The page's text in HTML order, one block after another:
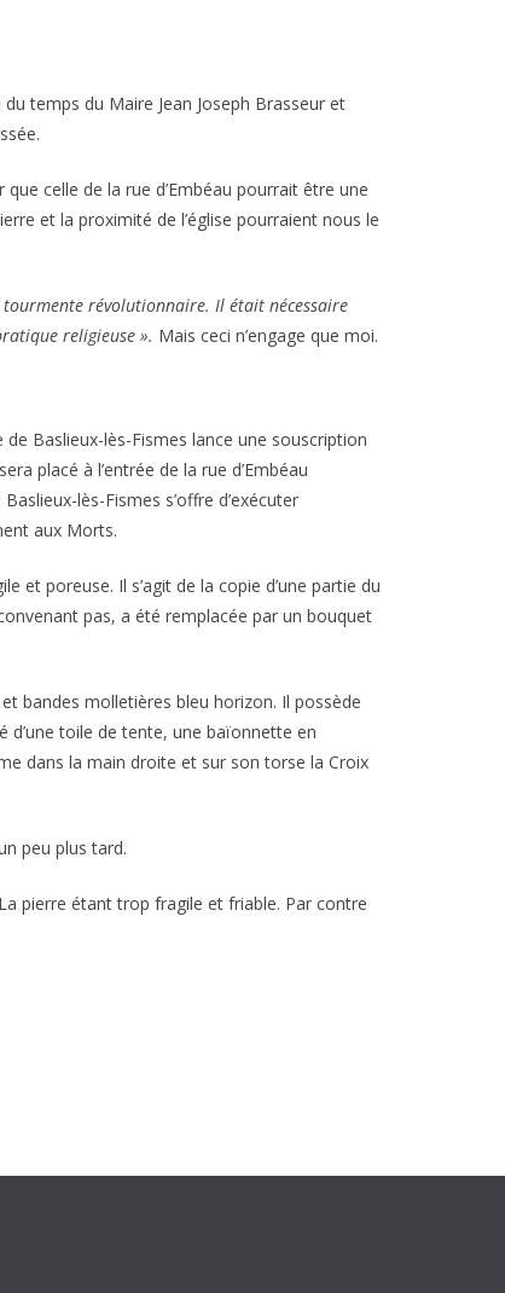
temps du Maire Jean Joseph Brasseur et
celle de la rue d’Embéau pourrait être une
et la proximité de l’église pourraient nous le
tourmente révolutionnaire. Il était nécessaire
religieuse ». Mais ceci n’engage que moi.
Baslieux-lès-Fismes lance une souscription
placé à l’entrée de la rue d’Embéau
lès-Fismes s’offre d’exécuter
aux Morts.
et poreuse. Il s’agit de la copie d’une partie du
pas, a été remplacée par un bouquet
bandes molletières bleu horizon. Il possède
d’une toile de tente, une baïonnette en
dans la main droite et sur son torse la Croix
peu plus tard.
pierre étant trop fragile et friable. Par contre